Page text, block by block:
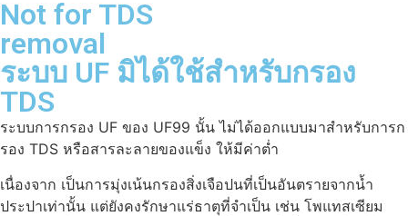
Not for TDS
removal
ระบบ UF มิได้ใช้สำหรับกรอง
TDS
ระบบการกรอง UF ของ UF99 นั้น ไม่ได้ออกแบบมาสำหรับการก
รอง TDS หรือสารละลายของแข็ง ให้มีค่าต่ำ
เนื่องจาก เป็นการมุ่งเน้นกรองสิ่งเจือปนที่เป็นอันตรายจากน้ำ
ประปาเท่านั้น แต่ยังคงรักษาแร่ธาตุที่จำเป็น เช่น โพแทสเซียม